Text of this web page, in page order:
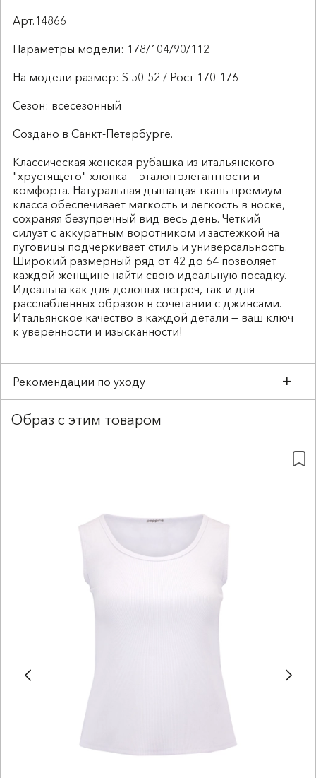
Арт.14866
Параметры модели: 178/104/90/112
На модели размер: S 50-52 / Рост 170-176
Сезон: всесезонный
Создано в Санкт-Петербурге.
Классическая женская рубашка из итальянского
"хрустящего" хлопка — эталон элегантности и
комфорта. Натуральная дышащая ткань премиум-
класса обеспечивает мягкость и легкость в носке,
сохраняя безупречный вид весь день. Четкий
силуэт с аккуратным воротником и застежкой на
пуговицы подчеркивает стиль и универсальность.
Широкий размерный ряд от 42 до 64 позволяет
каждой женщине найти свою идеальную посадку.
Идеальна как для деловых встреч, так и для
расслабленных образов в сочетании с джинсами.
Итальянское качество в каждой детали — ваш ключ
к уверенности и изысканности!
Рекомендации по уходу
Деликатная стирка до 40°C
Не отбеливать
Химчистка запрещена
100% хлопок дает усадку при стирке 1-3%
Образ с этим товаром